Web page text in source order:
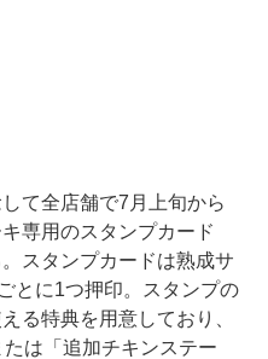
て全店舗で7月上旬から
専用のスタンプカード
スタンプカードは熟成サ
とに1つ押印。スタンプの
る特典を用意しており、
は「追加チキンステー